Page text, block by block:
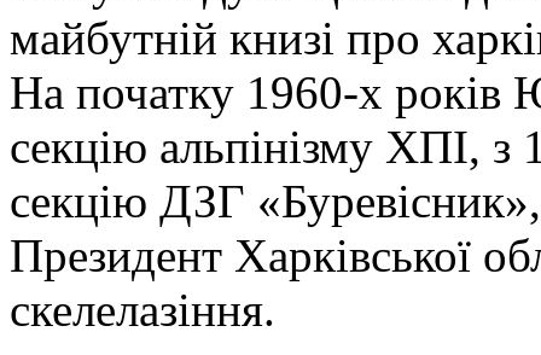
майбутній книзі про
На початку 1960-х
секцію альпінізму ХПІ, з
секцію ДЗГ
Президент Харківської
скелелазіння.